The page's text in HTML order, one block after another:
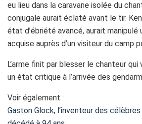
eu lieu dans la caravane isolée du
conjugale aurait éclaté avant le tir.
état d’ébriété avancé, aurait manipulé
acquise auprès d’un visiteur du camp
L’arme finit par blesser le chanteur
un état critique à l’arrivée des
Voir également :
Gaston Glock, l’inventeur des